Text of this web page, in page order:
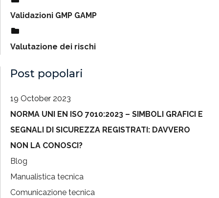
Validazioni GMP GAMP
Valutazione dei rischi
Post popolari
19 October 2023
NORMA UNI EN ISO 7010:2023 – SIMBOLI GRAFICI E
SEGNALI DI SICUREZZA REGISTRATI: DAVVERO
NON LA CONOSCI?
Blog
Manualistica tecnica
Comunicazione tecnica